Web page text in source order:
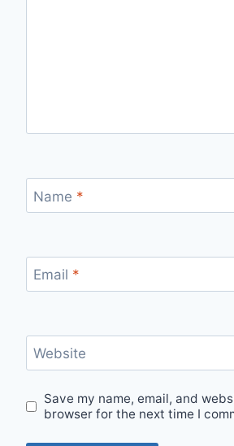
Name *
Email *
Website
Save my name, email, and
browser for the next time I